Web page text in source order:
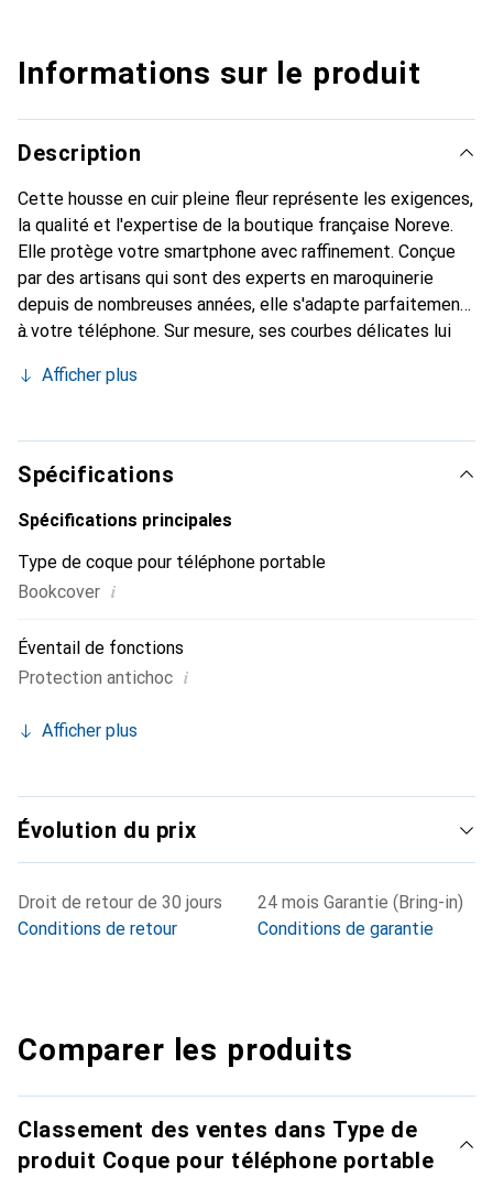
Informations sur le produit
Description
Cette housse en cuir pleine fleur représente les exigences,
la qualité et l'expertise de la boutique française Noreve.
Elle protège votre smartphone avec raffinement. Conçue
par des artisans qui sont des experts en maroquinerie
depuis de nombreuses années, elle s'adapte parfaitement
à votre téléphone. Sur mesure, ses courbes délicates lui
l'accessoire chic et indispensable pour votre smartphone.
qualité, la marque Noreve est un choix sûr pour une
clientèle exigeante.
Afficher plus
Spécifications
Spécifications principales
Type de coque pour téléphone portable
Bookcover i
Éventail de fonctions
Protection antichoc i
Afficher plus
Évolution du prix
Droit de retour de 30 jours
Conditions de retour
24 mois Garantie (Bring-in)
Conditions de garantie
Comparer les produits
Classement des ventes dans Type de
produit Coque pour téléphone portable